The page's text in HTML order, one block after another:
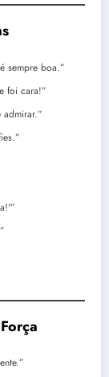
sempre boa.”
foi cara!”